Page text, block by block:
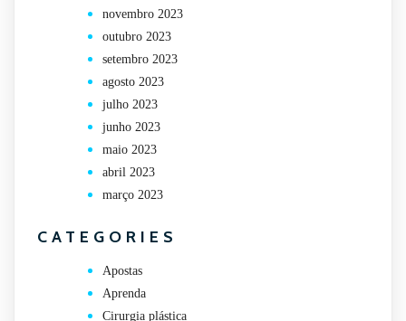
novembro 2023
outubro 2023
setembro 2023
agosto 2023
julho 2023
junho 2023
maio 2023
abril 2023
março 2023
CATEGORIES
Apostas
Aprenda
Cirurgia plástica